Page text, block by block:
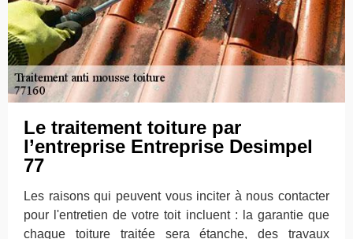
Le traitement toiture par
l’entreprise Entreprise Desimpel
77
Les raisons qui peuvent vous inciter à nous contacter
pour l'entretien de votre toit incluent : la garantie que
chaque toiture traitée sera étanche, des travaux